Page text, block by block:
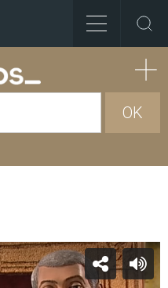
OK